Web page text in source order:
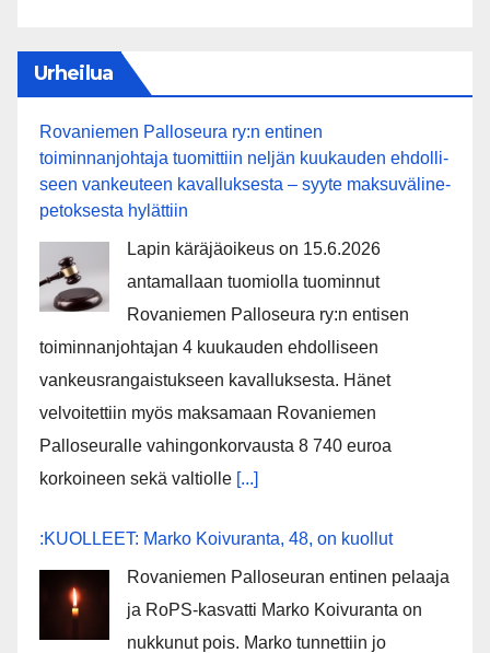
Urheilua
Rovaniemen Palloseura ry:n entinen
toiminnanjohtaja tuo­mit­tiin neljän kuu­kau­den eh­dol­li­
seen van­keu­teen ka­val­luk­ses­ta – syyte mak­su­vä­li­ne­
pe­tok­ses­ta hy­lät­tiin
Lapin käräjäoikeus on 15.6.2026
antamallaan tuomiolla tuominnut
Rovaniemen Palloseura ry:n entisen
toiminnanjohtajan 4 kuukauden ehdolliseen
vankeusrangaistukseen kavalluksesta. Hänet
velvoitettiin myös maksamaan Rovaniemen
Palloseuralle vahingonkorvausta 8 740 euroa
korkoineen sekä valtiolle [...]
:KUOLLEET: Marko Koivuranta, 48, on kuollut
Rovaniemen Palloseuran entinen pelaaja
ja RoPS-kasvatti Marko Koivuranta on
nukkunut pois. Marko tunnettiin jo